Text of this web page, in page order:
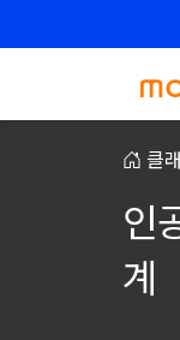
클
인
계